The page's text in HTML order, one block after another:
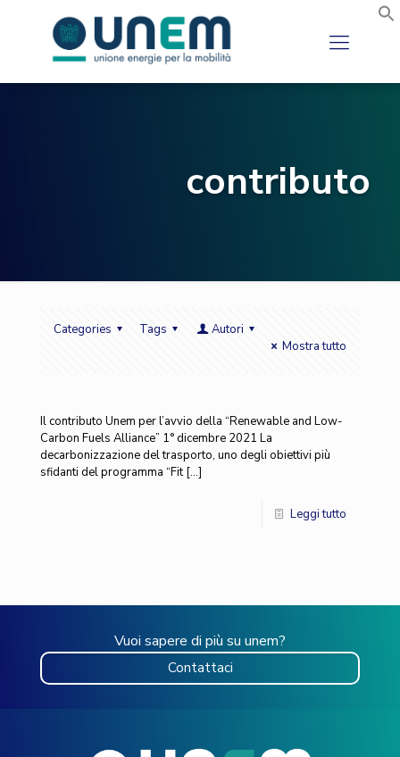
contributo
Categories Tags
Autori
Mostra tutto
Il contributo Unem per l’avvio della “Renewable and Low-
Carbon Fuels Alliance” 1° dicembre 2021 La
decarbonizzazione del trasporto, uno degli obiettivi più
sfidanti del programma “Fit[…]
Leggi tutto
Vuoi sapere di più su unem?
Contattaci